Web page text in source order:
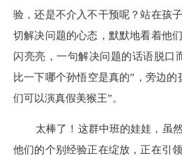
验，还是不介入不干预呢？站在孩
切解决问题的心态，默默地看着他们
闪亮亮，一句解决问题的话语脱口
比一下哪个孙悟空是真的”，旁边的
们可以演真假美猴王”。
太棒了 ！ 这群中班的娃娃，虽
他们的个别经验正在绽放，正在引